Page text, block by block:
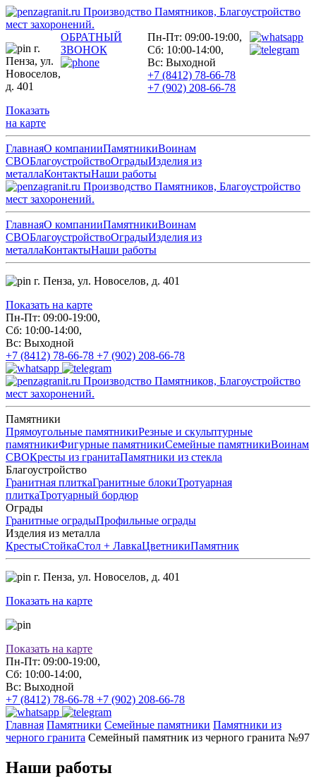
Производство Памятников, Благоустройство
мест захоронений.
г.
Пенза, ул.
Новоселов,
д. 401
Показать
на карте
ОБРАТНЫЙ
ЗВОНОК
Пн-Пт: 09:00-19:00,
Сб: 10:00-14:00,
Вс: Выходной
+7 (8412) 78-66-78
+7 (902) 208-66-78
ГлавнаяО компанииПамятникиВоинам
СВОБлагоустройствоОградыИзделия из
металлаКонтактыНаши работы
Производство Памятников, Благоустройство
мест захоронений.
ГлавнаяО компанииПамятникиВоинам
СВОБлагоустройствоОградыИзделия из
металлаКонтактыНаши работы
г. Пенза, ул. Новоселов, д. 401
Показать на карте
Пн-Пт: 09:00-19:00,
Сб: 10:00-14:00,
Вс: Выходной
+7 (8412) 78-66-78 +7 (902) 208-66-78
Производство Памятников, Благоустройство
мест захоронений.
Памятники
Прямоугольные памятникиРезные и скульптурные
памятникиФигурные памятникиСемейные памятникиВоинам
СВОКресты из гранитаПамятники из стекла
Благоустройство
Гранитная плиткаГранитные блокиТротуарная
плиткаТротуарный бордюр
Ограды
Гранитные оградыПрофильные ограды
Изделия из металла
КрестыСтойкаСтол + ЛавкаЦветникиПамятник
г. Пенза, ул. Новоселов, д. 401
Показать на карте
Показать на карте
Пн-Пт: 09:00-19:00,
Сб: 10:00-14:00,
Вс: Выходной
+7 (8412) 78-66-78 +7 (902) 208-66-78
Главная Памятники Семейные памятники Памятники из
черного гранита Семейный памятник из черного гранита №97
Наши работы